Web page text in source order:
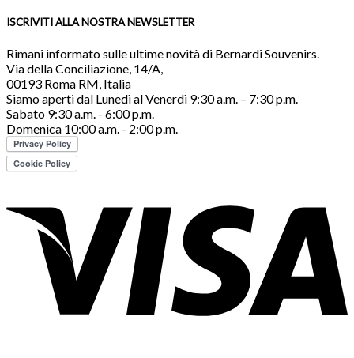
ISCRIVITI ALLA NOSTRA NEWSLETTER
Rimani informato sulle ultime novità di Bernardi Souvenirs.
Via della Conciliazione, 14/A,
00193 Roma RM, Italia
Siamo aperti dal Lunedì al Venerdì 9:30 a.m. – 7:30 p.m.
Sabato 9:30 a.m. - 6:00 p.m.
Domenica 10:00 a.m. - 2:00 p.m.